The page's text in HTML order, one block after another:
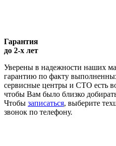
Гарантия
до 2-х лет
Уверены в надежности наших
гарантию по факту
сервисные центры и СТО есть
чтобы Вам было близко
Чтобы записаться, выберите
звонок по телефону.